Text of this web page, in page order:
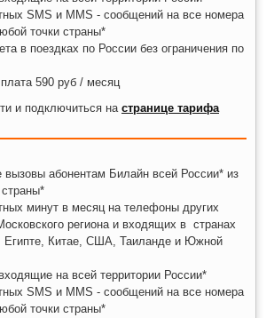
SMS и MMS - сообщений на все номера
точки страны*
в поездках по России без ограничения по
590 руб / месяц
и подключиться на странице тарифа
вызовы абонентам Билайн всей России* из
минут в месяц на телефоны других
региона и входящих в странах
Египте, Китае, США, Таиланде и Южной
на всей территории России*
SMS и MMS - сообщений на все номера
точки страны*